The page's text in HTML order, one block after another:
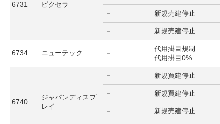
6731 ピクセラ
－ 新規売建停止
－ 新規売建停止
6734 ニューテック －
代用掛目規制
代用掛目0%
6740
ジャパンディスプ
レイ
－ 新規買建停止
－ 新規買建停止
－ 新規売建停止